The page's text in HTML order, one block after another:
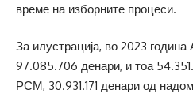
време на изборните процеси.
За илустрација, во 2023
97.085.706 денари, и тоа
РСМ, 30.931.171 денари од